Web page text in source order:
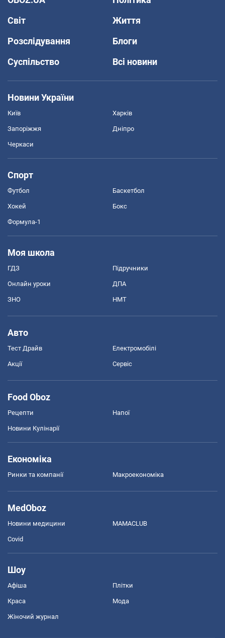
Світ
Життя
Розслідування
Блоги
Суспільство
Всі новини
Новини України
Київ Харків
Запоріжжя Дніпро
Черкаси
Спорт
Футбол Баскетбол
Хокей Бокс
Формула-1
Моя школа
ГДЗ Підручники
Онлайн уроки ДПА
ЗНО НМТ
Авто
Тест Драйв Електромобілі
Акції Сервіс
Food Oboz
Рецепти Напої
Новини Кулінарії
Економіка
Ринки та компанії Макроекономіка
MedOboz
Новини медицини MAMACLUB
Covid
Шоу
Афіша Плітки
Краса Мода
Жіночий журнал